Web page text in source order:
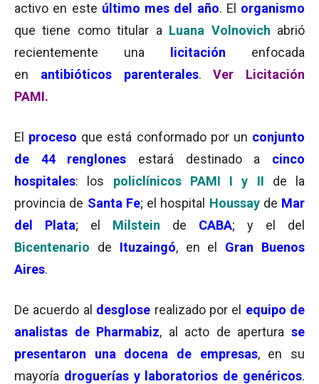
activo en este último mes del año. El organismo
que tiene como titular a Luana Volnovich abrió
recientemente una
licitación
enfocada
en antibióticos parenterales.Ver Licitación
PAMI.
El proceso que está conformado por un conjunto
de 44 renglones
estará destinado a cinco
hospitales: los policlínicos PAMI I y II
de la
provincia de Santa Fe; el hospital Houssay de Mar
del Plata; el Milstein de CABA; y el del
Bicentenario
de Ituzaingó, en el Gran Buenos
Aires.
De acuerdo al desglose realizado por el equipo de
analistas de Pharmabiz, al acto de aperturase
presentaron una docena de empresas, en su
mayoría droguerías y laboratorios de genéricos.